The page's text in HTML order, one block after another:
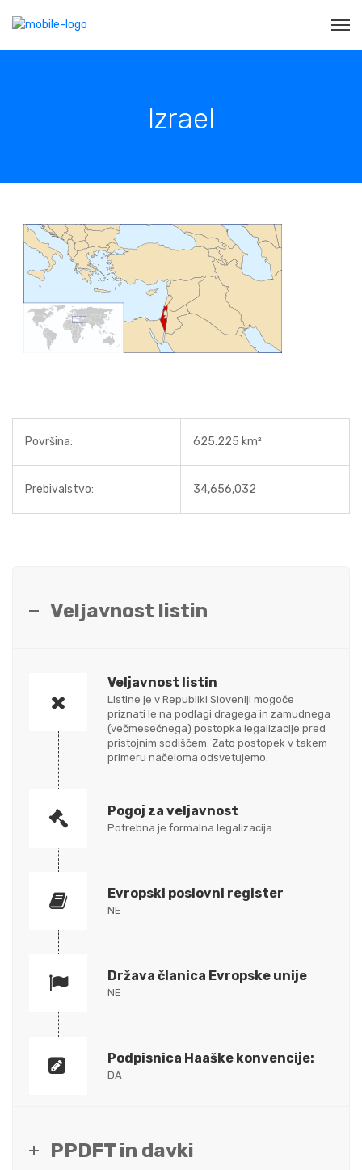
Izrael
Površina: 625.225 km²
Prebivalstvo: 34,656,032
Veljavnost listin
Veljavnost listin
Listine je v Republiki Sloveniji mogoče
priznati le na podlagi dragega in zamudnega
(večmesečnega) postopka legalizacije pred
pristojnim sodiščem. Zato postopek v takem
primeru načeloma odsvetujemo.
Pogoj za veljavnost
Potrebna je formalna legalizacija
Evropski poslovni register
NE
Država članica Evropske unije
NE
Podpisnica Haaške konvencije:
DA
PPDFT in davki